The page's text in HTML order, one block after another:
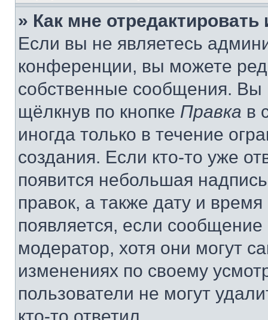
» Как мне
Если вы не являетесь
конференции, вы можете
собственные сообщения. Вы
щёлкнув по кнопке Правка в
иногда только в течение
создания. Если кто-то уже
появится небольшая
правок, а также дату и
появляется, если
модератор, хотя они могут
изменениях по своему
пользователи не могут